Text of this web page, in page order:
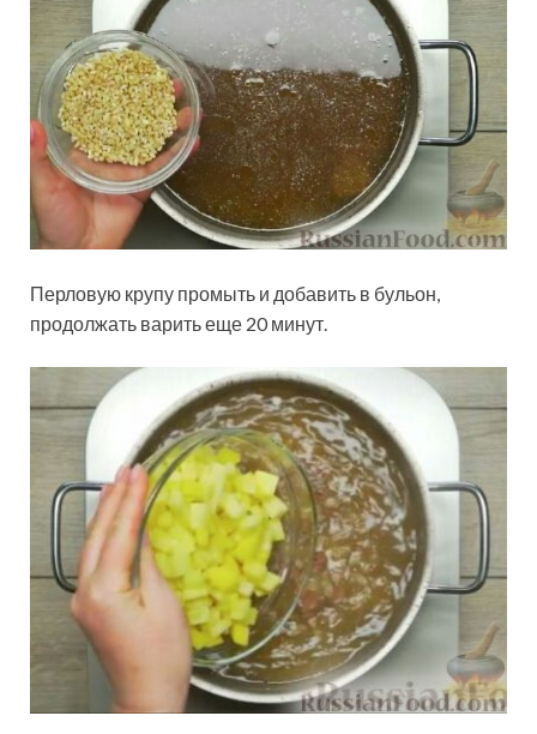
Перловую крупу промыть и добавить в бульон,
продолжать варить еще 20 минут.